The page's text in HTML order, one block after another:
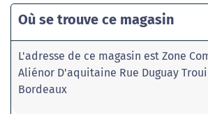
Où se trouve ce magasin
L'adresse de ce magasin est Zone
Aliénor D'aquitaine Rue Duguay
Bordeaux